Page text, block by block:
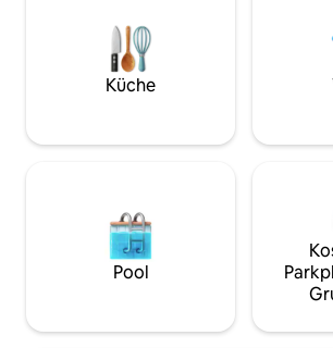
für eine köstliche Mahlzeit benötigt
wird), an der Außen-Gasfeuerstelle, am
Feuertisch, am GRILL oder im
aufblasbaren WHIRLPOOL sitzt. Bei Flut
fühlen.
Küche
Pool